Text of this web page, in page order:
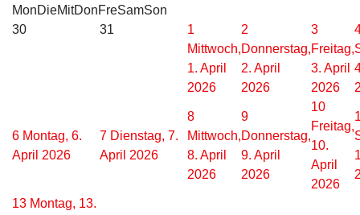
MonDieMitDonFreSamSon
30
31
1
Mittwoch,
1. April
2026
2
Donnerstag,
2. April
2026
3
Freitag,
3. April
2026
6 Montag, 6.
April 2026
7 Dienstag, 7.
April 2026
8
Mittwoch,
8. April
2026
9
Donnerstag,
9. April
2026
10
Freitag,
10.
April
2026
13 Montag, 13.